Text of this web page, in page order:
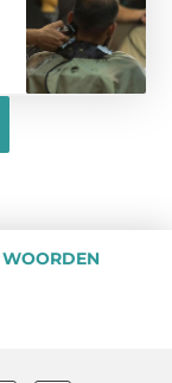
WOORDEN